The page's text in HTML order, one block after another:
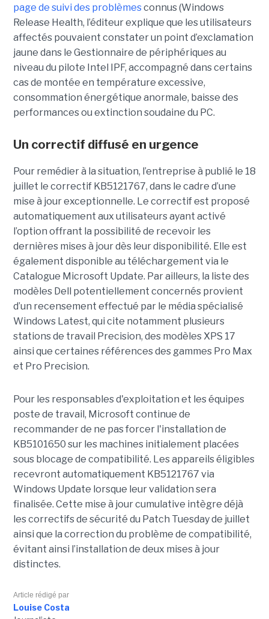
page de suivi des problèmesconnus (Windows
Release Health, l’éditeur explique que les utilisateurs
affectés pouvaient constater un point d’exclamation
jaune dans le Gestionnaire de périphériques au
niveau du pilote Intel IPF, accompagné dans certains
cas de montée en température excessive,
consommation énergétique anormale, baisse des
performances ou extinction soudaine du PC.
Un correctif diffusé en urgence
Pour remédier à la situation, l’entreprise à publié le 18
juillet le correctif KB5121767, dans le cadre d’une
mise à jour exceptionnelle. Le correctif est proposé
automatiquement aux utilisateurs ayant activé
l’option offrant la possibilité de recevoir les
dernières mises à jour dès leur disponibilité. Elle est
également disponible au téléchargement via le
Catalogue Microsoft Update. Par ailleurs, la liste des
modèles Dell potentiellement concernés provient
d’un recensement effectué par le média spécialisé
Windows Latest, qui cite notamment plusieurs
stations de travail Precision, des modèles XPS 17
ainsi que certaines références des gammes Pro Max
et Pro Precision.
Pour les responsables d'exploitation et les équipes
poste de travail, Microsoft continue de
recommander de ne pas forcer l'installation de
KB5101650 sur les machines initialement placées
sous blocage de compatibilité. Les appareils éligibles
recevront automatiquement KB5121767 via
Windows Update lorsque leur validation sera
finalisée. Cette mise à jour cumulative intègre déjà
les correctifs de sécurité du Patch Tuesday de juillet
ainsi que la correction du problème de compatibilité,
évitant ainsi l’installation de deux mises à jour
distinctes.
Article rédigé par
Louise Costa